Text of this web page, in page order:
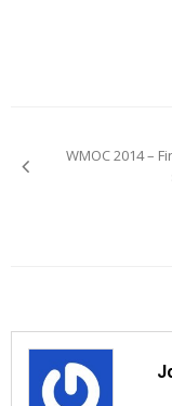
WMOC 2014 –